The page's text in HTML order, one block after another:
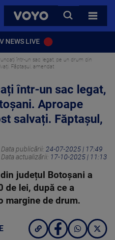
VOYO
CAUTA
TOATE
NEWS LIVE
într-un sac legat, pe un drum din
Făptașul, amendat
într-un sac legat,
Aproape
salvați. Făptașul,
Data publicării: 24-07-2025 | 17:49
Data actualizării: 17-10-2025 | 11:13
județul Botoșani a
de lei, după ce a
margine de drum.